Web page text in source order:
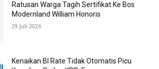
Ratusan Warga Tagih Sertifikat Ke Bos
Modernland William Honoris
29 Juli 2026
Kenaikan BI Rate Tidak Otomatis Picu